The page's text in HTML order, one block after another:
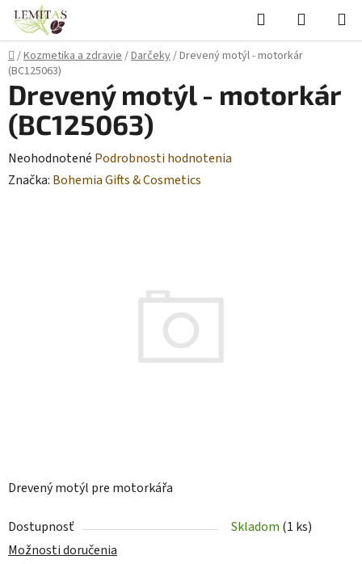
Prejsť
obsah
Hľadať
KOŠÍK
Domov
/Kozmetika a zdravie/Darčeky/Drevený motýl - motorkár
(BC125063)
Drevený motýl pre motorkářa
Dostupnosť Skladom (1 ks)
Možnosti doručenia
Drevený motýl - motorkár
(BC125063)
Priemerné
hodnotenie
Neohodnotené Podrobnosti hodnotenia
Značka: Bohemia Gifts & Cosmetics